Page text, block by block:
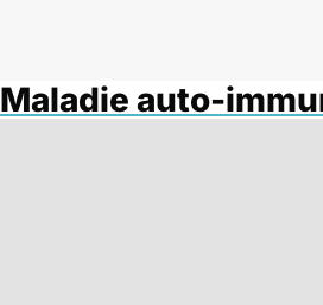
Maladie auto-